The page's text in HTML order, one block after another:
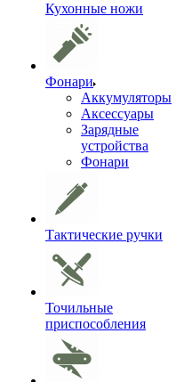
Кухонные ножи
Фонари
Аккумуляторы
Аксессуары
Зарядные
устройства
Фонари
Тактические ручки
Точильные
приспособления